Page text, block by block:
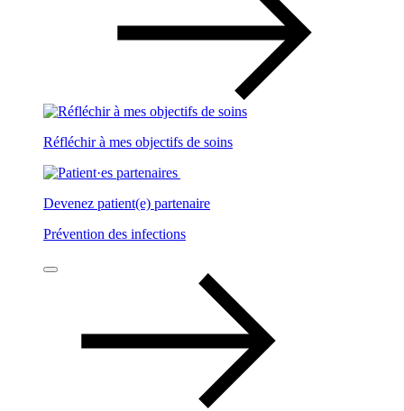
Réfléchir à mes objectifs de soins
Devenez patient(e) partenaire
Prévention des infections